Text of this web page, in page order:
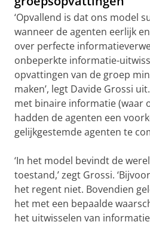
‘Opvallend is dat ons model
wanneer de agenten eerlijk
over perfecte
onbeperkte informatie-
opvattingen van de groep
maken’, legt Davide Grossi
met binaire informatie (waar
hadden de agenten een
gelijkgestemde agenten te
‘In het model bevindt de
toestand,’ zegt Grossi.
het regent niet. Bovendien
het met een bepaalde
het uitwisselen van